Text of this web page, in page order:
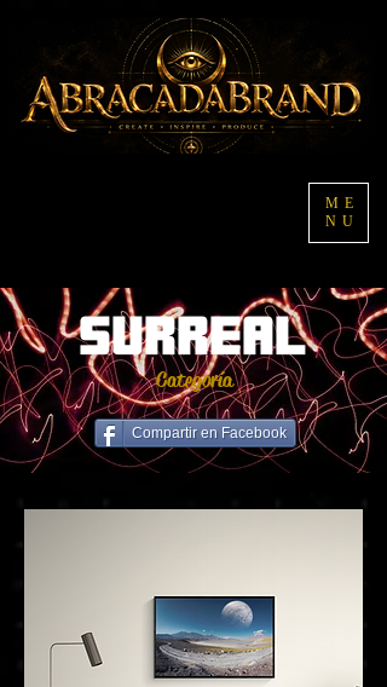
ME
NU
SURREAL
Categoría
Compartir en Facebook